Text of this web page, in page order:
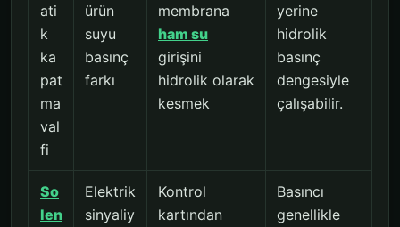
ati
k
ka
pat
ma
val
fi
ürün
suyu
basınç
farkı
membrana
ham su
girişini
hidrolik olarak
kesmek
yerine
hidrolik
basınç
dengesiyle
çalışabilir.
So
len
Elektrik
sinyaliy
Kontrol
kartından
Basıncı
genellikle